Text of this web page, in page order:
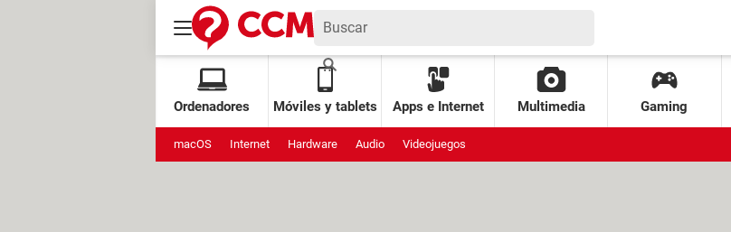
Ordenadores Móviles y tablets Apps e Internet Multimedia Gaming
macOS Internet Hardware Audio Videojuegos